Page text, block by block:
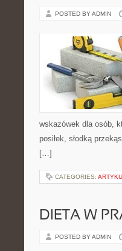
POSTED BY ADMIN
wskazówek dla osób,
posiłek, słodką
[…]
CATEGORIES:
DIETA W
POSTED BY ADMIN